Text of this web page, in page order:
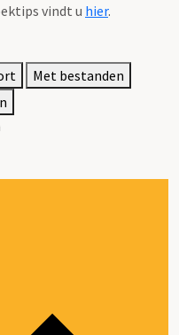
vindt u hier.
Met bestanden